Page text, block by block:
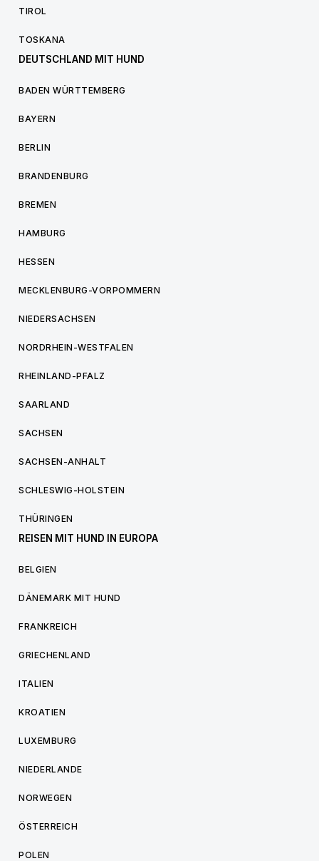
TIROL
TOSKANA
DEUTSCHLAND MIT HUND
BADEN WÜRTTEMBERG
BAYERN
BERLIN
BRANDENBURG
BREMEN
HAMBURG
HESSEN
MECKLENBURG-VORPOMMERN
NIEDERSACHSEN
NORDRHEIN-WESTFALEN
RHEINLAND-PFALZ
SAARLAND
SACHSEN
SACHSEN-ANHALT
SCHLESWIG-HOLSTEIN
THÜRINGEN
REISEN MIT HUND IN EUROPA
BELGIEN
DÄNEMARK MIT HUND
FRANKREICH
GRIECHENLAND
ITALIEN
KROATIEN
LUXEMBURG
NIEDERLANDE
NORWEGEN
ÖSTERREICH
POLEN